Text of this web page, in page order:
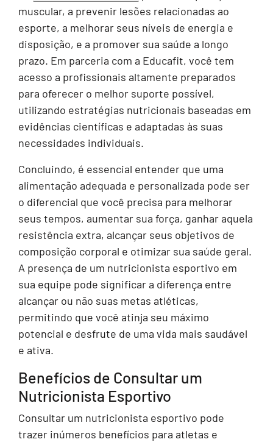
muscular, a prevenir lesões relacionadas ao
esporte, a melhorar seus níveis de energia e
disposição, e a promover sua saúde a longo
prazo. Em parceria com a Educafit, você tem
acesso a profissionais altamente preparados
para oferecer o melhor suporte possível,
utilizando estratégias nutricionais baseadas em
evidências científicas e adaptadas às suas
necessidades individuais.
Concluindo, é essencial entender que uma
alimentação adequada e personalizada pode ser
o diferencial que você precisa para melhorar
seus tempos, aumentar sua força, ganhar aquela
resistência extra, alcançar seus objetivos de
composição corporal e otimizar sua saúde geral.
A presença de um nutricionista esportivo em
sua equipe pode significar a diferença entre
alcançar ou não suas metas atléticas,
permitindo que você atinja seu máximo
potencial e desfrute de uma vida mais saudável
e ativa.
Benefícios de Consultar um
Nutricionista Esportivo
Consultar um nutricionista esportivo pode
trazer inúmeros benefícios para atletas e